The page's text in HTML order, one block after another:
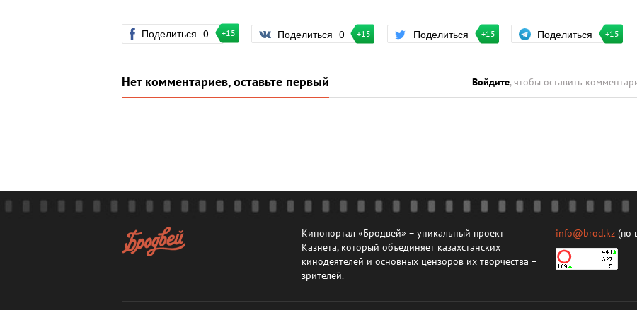
Поделиться 0 +15 Поделиться 0 +15 Поделиться +15 Поделиться +15
Нет комментариев, оставьте первый Войдите, чтобы оставить
Кинопортал «Бродвей» – уникальный проект
Казнета, который объединяет казахстанских
кинодеятелей и основных цензоров их творчества –
зрителей.
info@brod.kz (по